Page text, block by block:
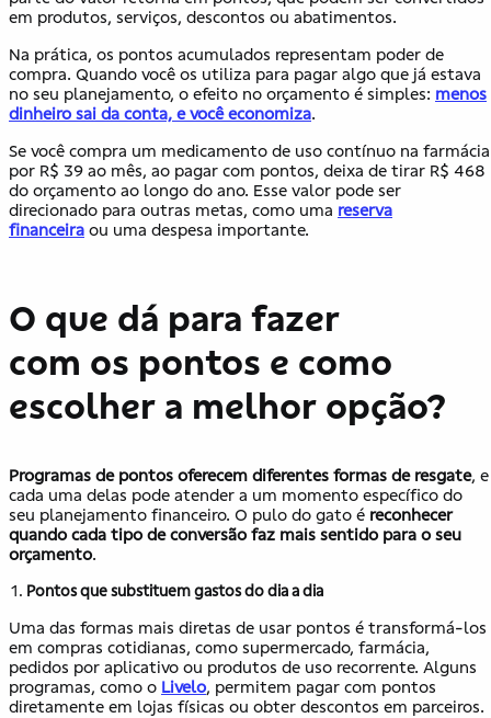
em produtos, serviços, descontos ou abatimentos.
Na prática, os pontos acumulados representam poder de
compra. Quando você os utiliza para pagar algo que já estava
no seu planejamento, o efeito no orçamento é simples: menos
dinheiro sai da conta, e você economiza.
Se você compra um medicamento de uso contínuo na farmácia
por R$ 39 ao mês, ao pagar com pontos, deixa de tirar R$ 468
do orçamento ao longo do ano. Esse valor pode ser
direcionado para outras metas, como uma reserva
financeira ou uma despesa importante.
O que dá para fazer
com os pontos e como
escolher a melhor opção?
Programas de pontos oferecem diferentes formas de resgate, e
cada uma delas pode atender a um momento específico do
seu planejamento financeiro. O pulo do gato é reconhecer
quando cada tipo de conversão faz mais sentido para o seu
orçamento.
Pontos que substituem gastos do dia a dia
Uma das formas mais diretas de usar pontos é transformá-los
em compras cotidianas, como supermercado, farmácia,
pedidos por aplicativo ou produtos de uso recorrente. Alguns
programas, como o Livelo, permitem pagar com pontos
diretamente em lojas físicas ou obter descontos em parceiros.